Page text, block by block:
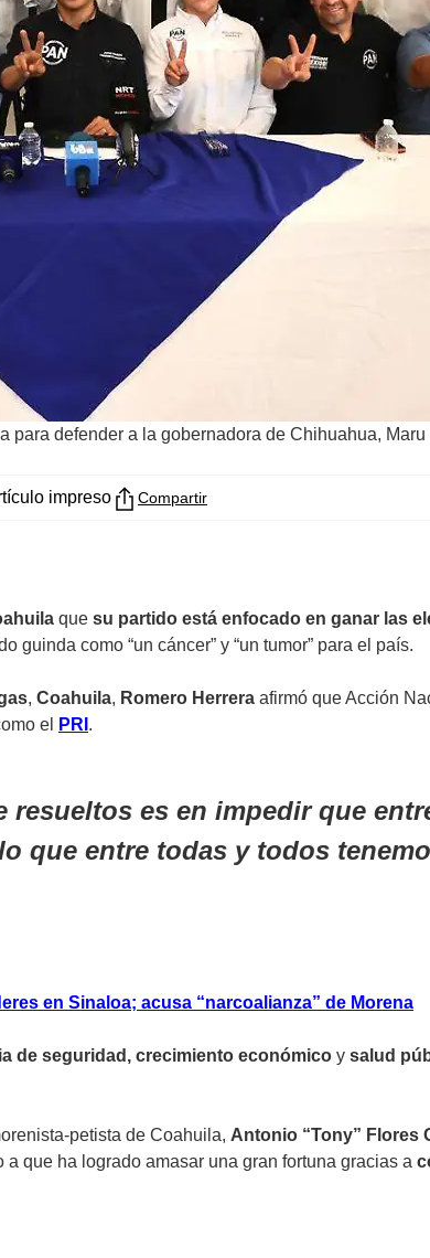
para defender a la gobernadora de Chihuahua, Maru
impreso Compartir
que su partido está enfocado en ganar las
guinda como “un cáncer” y “un tumor” para el país.
, Coahuila, Romero Herrera afirmó que Acción
el
PRI .
resueltos es en impedir que
que entre todas y todos
en Sinaloa; acusa “narcoalianza” de Morena
de seguridad, crecimiento económico y salud
petista de Coahuila, Antonio “Tony” Flores
a que ha logrado amasar una gran fortuna gracias a